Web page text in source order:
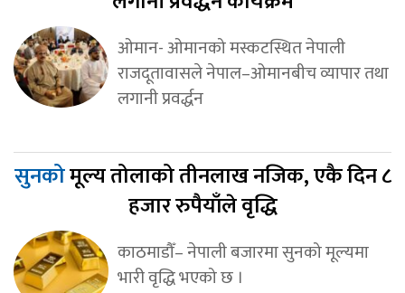
ओमान- ओमानको मस्कटस्थित नेपाली
राजदूतावासले नेपाल–ओमानबीच व्यापार तथा
लगानी प्रवर्द्धन
सुनकोमूल्य तोलाको तीनलाख नजिक, एकै दिन ८
हजार रुपैयाँले वृद्धि
काठमाडौँ– नेपाली बजारमा सुनको मूल्यमा
भारी वृद्धि भएको छ ।